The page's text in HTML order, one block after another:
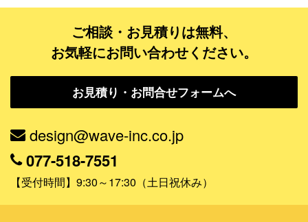
ジャンルで探す
販売・ショップ・サービス
観光・旅行会社・ホテル・旅館
学校・塾・習い事
コンサート・ライブ・演劇
美容室・サロン・クリニック
ご相談・お見積りは無料、
お気軽にお問い合わせください。
お見積り・お問合せフォームへ
design@wave-inc.co.jp
077-518-7551
【受付時間】9:30～17:30（土日祝休み）